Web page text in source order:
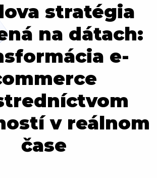
stratégia
na dátach:
e-
v reálnom
čase